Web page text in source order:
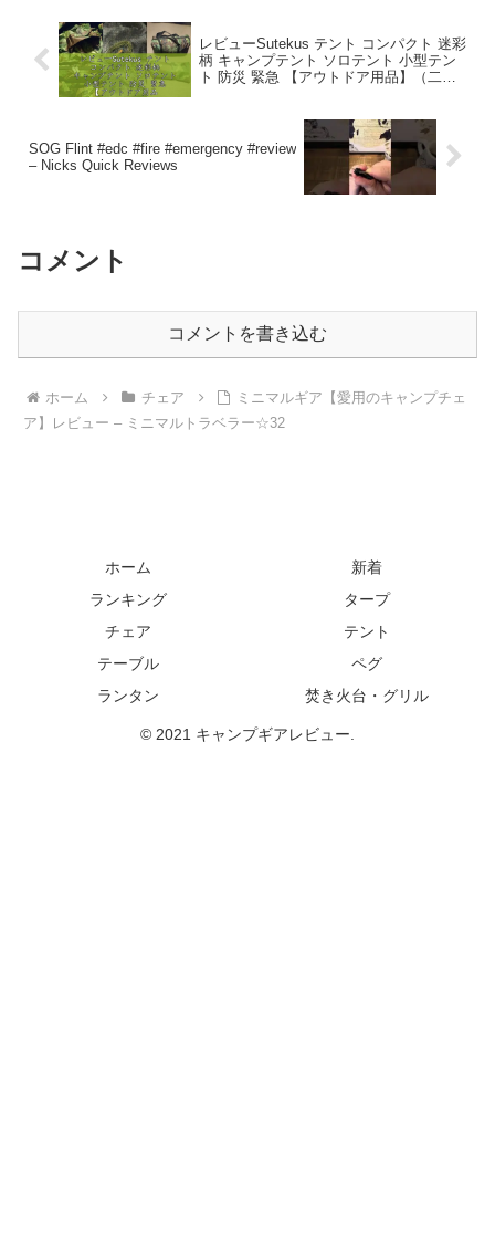
レビューSutekus テント コンパクト 迷彩
柄 キャンプテント ソロテント 小型テン
ト 防災 緊急 【アウトドア用品】（二人
SOG Flint #edc #fire #emergency #review
– Nicks Quick Reviews
コメント
コメントを書き込む
ホーム チェア
ミニマルギア【愛用のキャンプチェ
ア】レビュー – ミニマルトラベラー☆32
ホーム
新着
ランキング
タープ
チェア
テント
テーブル
ペグ
ランタン
焚き火台・グリル
© 2021 キャンプギアレビュー.